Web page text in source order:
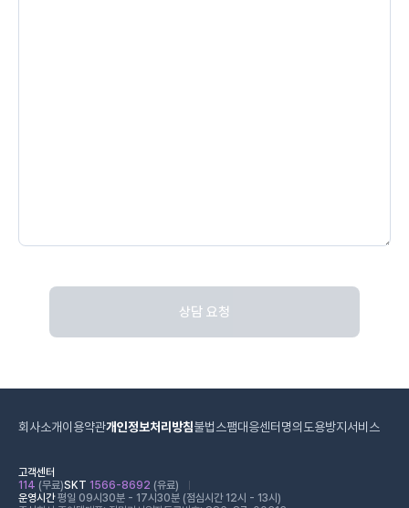
상담 요청
회사소개이용약관개인정보처리방침불법스팸대응센터 명의도용방지서비스
고객센터
114 (무료)SKT 1566-8692 (유료)
운영시간평일 09시30분 - 17시30분 (점심시간 12시 - 13시)